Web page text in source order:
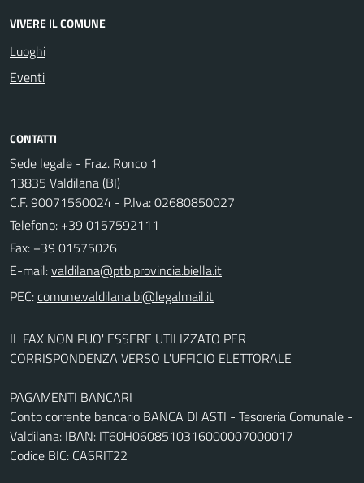
VIVERE IL COMUNE
Luoghi
Eventi
CONTATTI
Sede legale - Fraz. Ronco 1
13835 Valdilana (BI)
C.F. 90071560024 - P.Iva: 02680850027
Telefono: +39 0157592111
Fax: +39 01575026
E-mail:
PEC:
IL FAX NON PUO' ESSERE UTILIZZATO PER
CORRISPONDENZA VERSO L'UFFICIO ELETTORALE
PAGAMENTI BANCARI
Conto corrente bancario BANCA DI ASTI - Tesoreria Comunale -
Valdilana: IBAN: IT60H0608510316000007000017
Codice BIC: CASRIT22